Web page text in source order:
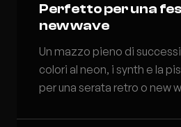
Perfetto per una
new wave
Un mazzo pieno di
colori al neon, i synth e la
per una serata retro o new